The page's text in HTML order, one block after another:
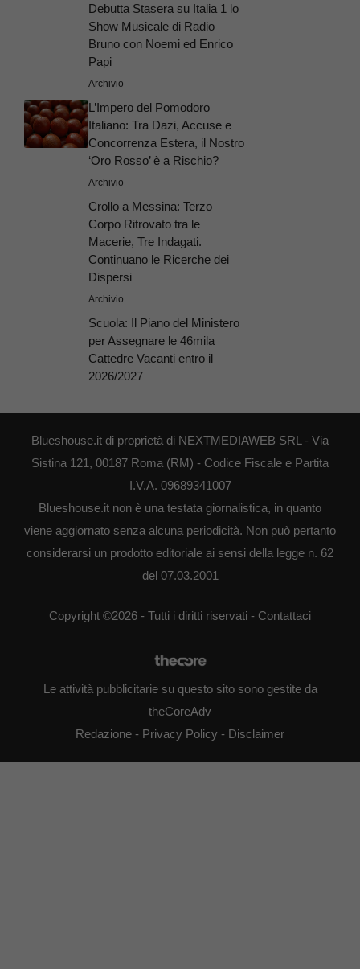
Debutta Stasera su Italia 1 lo
Show Musicale di Radio
Bruno con Noemi ed Enrico
Papi
Archivio
L’Impero del Pomodoro
Italiano: Tra Dazi, Accuse e
Concorrenza Estera, il Nostro
‘Oro Rosso’ è a Rischio?
Archivio
Crollo a Messina: Terzo
Corpo Ritrovato tra le
Macerie, Tre Indagati.
Continuano le Ricerche dei
Dispersi
Archivio
Scuola: Il Piano del Ministero
per Assegnare le 46mila
Cattedre Vacanti entro il
2026/2027
Blueshouse.it di proprietà di NEXTMEDIAWEB SRL - Via
Sistina 121, 00187 Roma (RM) - Codice Fiscale e Partita
I.V.A. 09689341007
Blueshouse.it non è una testata giornalistica, in quanto
viene aggiornato senza alcuna periodicità. Non può pertanto
considerarsi un prodotto editoriale ai sensi della legge n. 62
del 07.03.2001
Copyright ©2026 - Tutti i diritti riservati - Contattaci
Le attività pubblicitarie su questo sito sono gestite da
theCoreAdv
Redazione - Privacy Policy - Disclaimer